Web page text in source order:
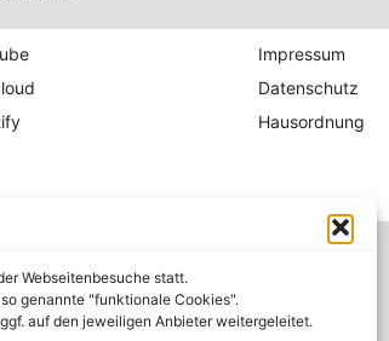
Webseitenbesuche statt.
genannte "funktionale Cookies".
auf den jeweiligen Anbieter weitergeleitet.
Impressum
Datenschutz
Hausordnung